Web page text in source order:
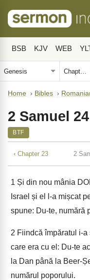
BSB KJV WEB
Home › Bibles ›
2 Samuel 24
BTF
‹ Chapter 23 2
1 Și din nou mânia
Israel și el l-a mișcat
spune: Du-te, numără
2 Fiindcă împăratul i-
care era cu el: Du-te
la Dan până la Beer-
numărul poporului.